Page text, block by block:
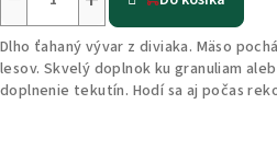
Dlho ťahaný vývar z diviaka. Mäso
lesov. Skvelý doplnok ku granuliam
doplnenie tekutín. Hodí sa aj počas